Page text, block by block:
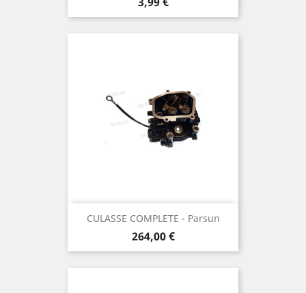
CULASSE COMPLETE - Parsun
Prix
264,00 €